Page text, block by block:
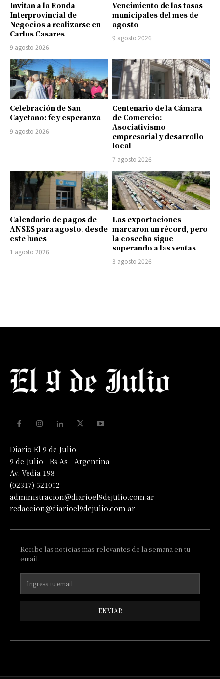
Invitan a la Ronda
Interprovincial de
Negocios a realizarse en
Carlos Casares
9 agosto 2026
Vencimiento de las tasas
municipales del mes de
agosto
9 agosto 2026
Celebración de San
Cayetano: fe y esperanza
9 agosto 2026
Centenario de la Cámara
de Comercio:
Asociativismo
empresarial y desarrollo
local
7 agosto 2026
Calendario de pagos de
ANSES para agosto, desde
este lunes
1 agosto 2026
Las exportaciones
marcaron un récord, pero
la cosecha sigue
superando a las ventas
3 agosto 2026
Diario El 9 de Julio
9 de Julio - Bs As - Argentina
Av. Vedia 198
(02317) 521052
administracion@diarioel9dejulio.com.ar
redaccion@diarioel9dejulio.com.ar
Recibe las noticias mas relevantes de la semana en tu
email.
ENVIAR